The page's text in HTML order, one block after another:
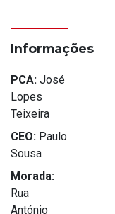
Informações
PCA: José
Lopes
Teixeira
CEO: Paulo
Sousa
Morada:
Rua
António